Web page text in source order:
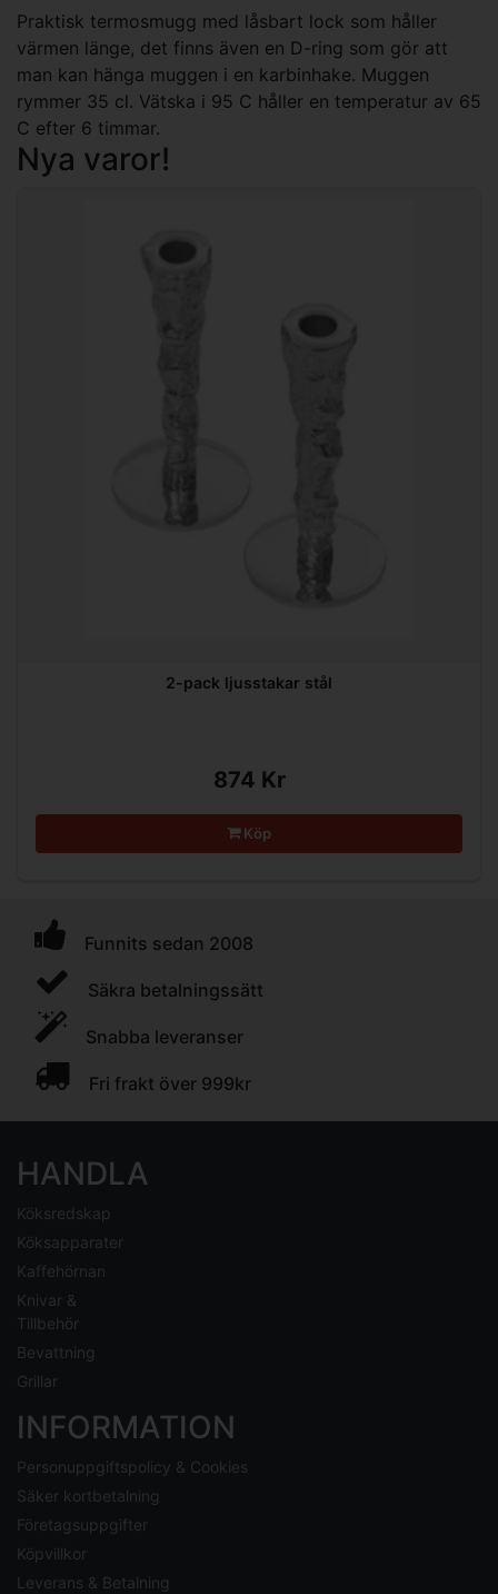
Praktisk termosmugg med låsbart lock som håller
värmen länge, det finns även en D-ring som gör att
man kan hänga muggen i en karbinhake. Muggen
rymmer 35 cl. Vätska i 95 C håller en temperatur av 65
C efter 6 timmar.
Nya varor!
2-pack ljusstakar stål
874 Kr
Köp
Funnits sedan 2008
Säkra betalningssätt
Snabba leveranser
Fri frakt över 999kr
HANDLA
Köksredskap
Köksapparater
Kaffehörnan
Knivar &
Tillbehör
Bevattning
Grillar
INFORMATION
Personuppgiftspolicy & Cookies
Säker kortbetalning
Företagsuppgifter
Köpvillkor
Leverans & Betalning